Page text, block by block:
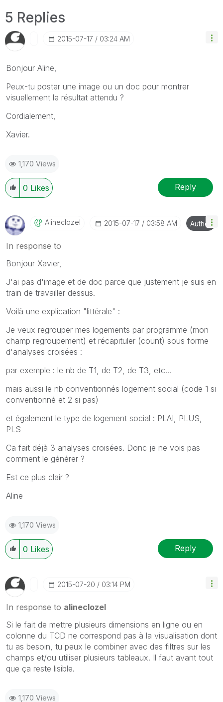
5 Replies
‎2015-07-17 03:24 AM
Bonjour Aline,
Peux-tu poster une image ou un doc pour montrer
visuellement le résultat attendu ?
Cordialement,
Xavier.
1,170 Views
0 Likes Reply
Alineclozel ‎2015-07-17 03:58 AM Author
In response to
Bonjour Xavier,
J'ai pas d'image et de doc parce que justement je suis en
train de travailler dessus.
Voilà une explication "littérale" :
Je veux regrouper mes logements par programme (mon
champ regroupement) et récapituler (count) sous forme
d'analyses croisées :
par exemple : le nb de T1, de T2, de T3, etc...
mais aussi le nb conventionnés logement social (code 1 si
conventionné et 2 si pas)
et également le type de logement social : PLAI, PLUS,
PLS
Ca fait déjà 3 analyses croisées. Donc je ne vois pas
comment le générer ?
Est ce plus clair ?
Aline
1,170 Views
0 Likes Reply
‎2015-07-20 03:14 PM
In response to alineclozel
Si le fait de mettre plusieurs dimensions en ligne ou en
colonne du TCD ne correspond pas à la visualisation dont
tu as besoin, tu peux le combiner avec des filtres sur les
champs et/ou utiliser plusieurs tableaux. Il faut avant tout
que ça reste lisible.
1,170 Views